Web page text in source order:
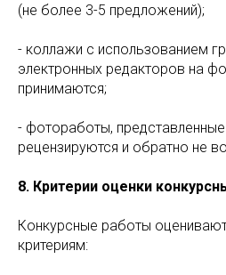
(не более 3-5 предложений);
- коллажи с использованием
электронных редакторов на
принимаются;
- фотоработы,
рецензируются и обратно не
8. Критерии оценки
Конкурсные работы
критериям: